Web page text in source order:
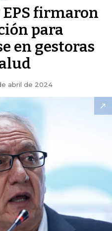
firmaron
para
en gestoras
abril de 2024